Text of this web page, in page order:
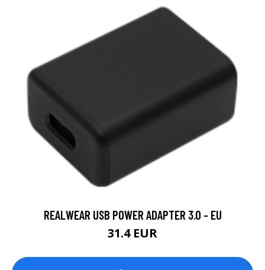
REALWEAR USB POWER ADAPTER 3.0 - EU
31.4 EUR